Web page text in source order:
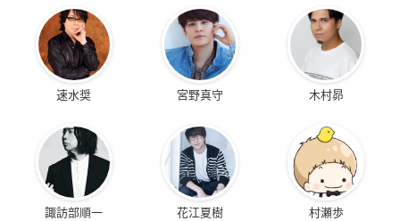
速水奨 宮野真守 木村昴
諏訪部順一 花江夏樹 村瀬歩